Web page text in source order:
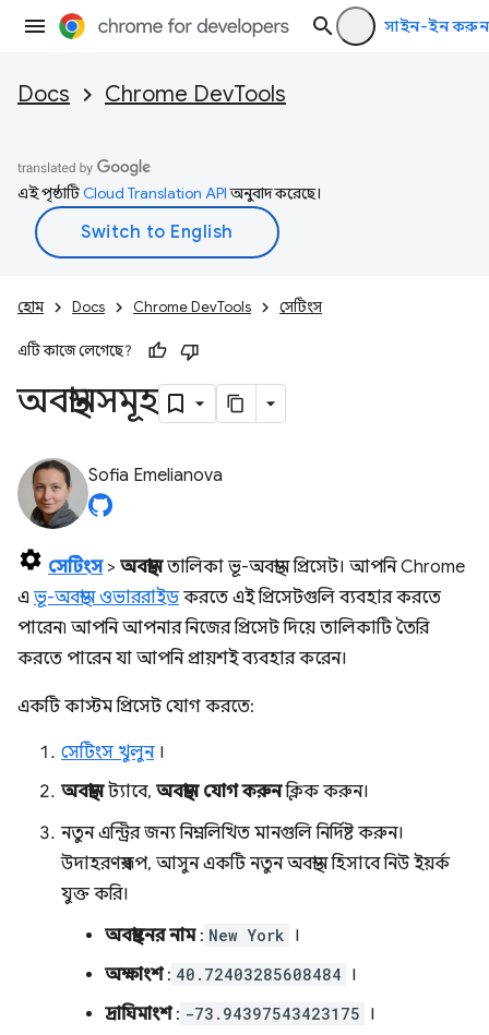
সাইন-ইন করুন
Docs Chrome DevTools
এই পৃষ্ঠাটিCloud Translation APIঅনুবাদ করেছে।
হোম Docs Chrome DevTools সেটিংস
এটি কাজে লেগেছে?
অবস্থানসমূহ
Sofia Emelianova
সেটিংস> অবস্থানতালিকা ভূ-অবস্থান প্রিসেট। আপনি Chrome
এ ভূ-অবস্থান ওভাররাইডকরতে এই প্রিসেটগুলি ব্যবহার করতে
পারেন৷ আপনি আপনার নিজের প্রিসেট দিয়ে তালিকাটি তৈরি
করতে পারেন যা আপনি প্রায়শই ব্যবহার করেন।
একটি কাস্টম প্রিসেট যোগ করতে:
সেটিংস খুলুন।
অবস্থানট্যাবে, অবস্থান যোগ করুনক্লিক করুন।
নতুন এন্ট্রির জন্য নিম্নলিখিত মানগুলি নির্দিষ্ট করুন।
উদাহরণস্বরূপ, আসুন একটি নতুন অবস্থান হিসাবে নিউ ইয়র্ক
যুক্ত করি।
অবস্থানের নাম: New York ।
অক্ষাংশ: 40.72403285608484 ।
দ্রাঘিমাংশ: -73.94397543423175 ।